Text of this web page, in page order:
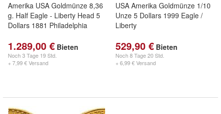
Amerika USA Goldmünze 8,36
g. Half Eagle - Liberty Head 5
Dollars 1881 Philadelphia
1.289,00 € Bieten
Noch3 Tage 19 Std.
+ 7,99 € Versand
USA Amerika Goldmünze 1/10
Unze 5 Dollars 1999 Eagle /
Liberty
529,90 € Bieten
Noch8 Tage 20 Std.
+ 6,99 € Versand